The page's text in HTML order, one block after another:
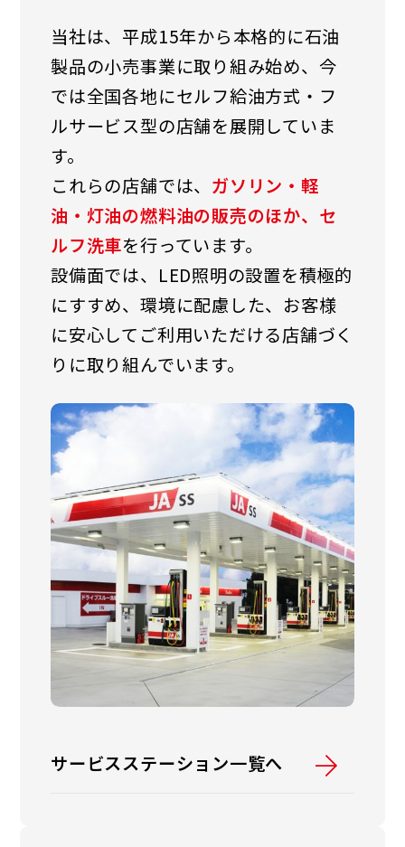
当社は、平成15年から本格的に石油
製品の小売事業に取り組み始め、今
では全国各地にセルフ給油方式・フ
ルサービス型の店舗を展開していま
す。
これらの店舗では、 ガソリン・軽
油・灯油の燃料油の販売のほか、セ
ルフ洗車を行っています。
設備面では、LED照明の設置を積極的
にすすめ、環境に配慮した、お客様
に安心してご利用いただける店舗づく
りに取り組んでいます。
サービスステーション一覧へ